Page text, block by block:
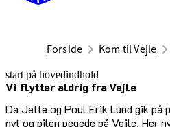
Forside Kom til Vejle
start på hovedindhold
Vi flytter aldrig fra Vejle
Da Jette og Poul Erik Lund gik på
nyt og pilen pegede på Vejle. Her
senest opdateret 17. februar 2026